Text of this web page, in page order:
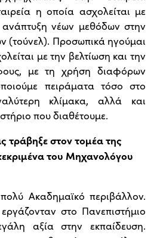
η οποία ασχολείται με
ανάπτυξη νέων μεθόδων στην
(τούνελ). Προσωπικά ηγούμαι
με την βελτίωση και την
με τη χρήση διαφόρων
πειράματα τόσο στο
κλίμακα, αλλά και
που διαθέτουμε.
τράβηξε στον τομέα της
του Μηχανολόγου
Ακαδημαϊκό περιβάλλον.
στο Πανεπιστήμιο
αξία στην εκπαίδευση.